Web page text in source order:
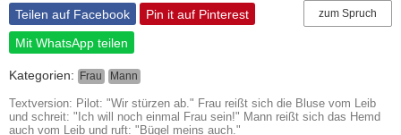
zum Spruch
Teilen auf Facebook
Pin it auf Pinterest
Mit WhatsApp teilen
Kategorien: Frau Mann
Textversion: Pilot: "Wir stürzen ab." Frau reißt sich die Bluse vom Leib
und schreit: "Ich will noch einmal Frau sein!" Mann reißt sich das Hemd
auch vom Leib und ruft: "Bügel meins auch."